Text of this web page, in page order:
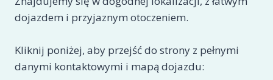
dojazdem i przyjaznym otoczeniem.
Kliknij poniżej, aby przejść do strony z pełnymi
danymi kontaktowymi i mapą dojazdu: